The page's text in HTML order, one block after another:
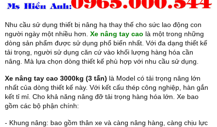
Nhu cầu sử dụng thiết bị nâng hạ thay thế cho sức lao động con
người ngày một nhiều hơn. Xe nâng tay cao là một trong những
dòng sản phẩm được sử dụng phổ biến nhất. Với đa dạng thiết kế
tải trọng, người sử dụng căn cứ vào khối lượng hàng hóa cần
nâng. Mà lựa chọn dòng thiết kế phù hợp với nhu cầu sử dụng.
Xe nâng tay cao 3000kg (3 tấn) là Model có tải trọng nâng lớn
nhất của dòng thiết kế này. Với kết cấu thép công nghiệp, hàn gắn
kết tỉ mỉ. Cho khả năng nâng đỡ tải trọng hàng hóa lớn. Xe bao
gồm các bộ phận chính:
- Khung nâng: bao gồm thân xe và càng nâng hàng, càng chịu lực